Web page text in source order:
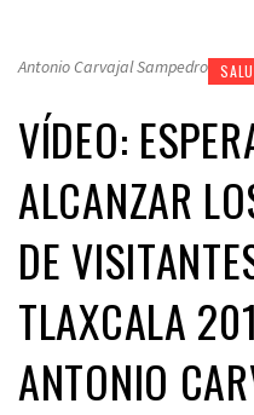
Antonio Carvajal Sampedro
VÍDEO:
ALCANZAR
DE
TLAXCALA
ANTONIO